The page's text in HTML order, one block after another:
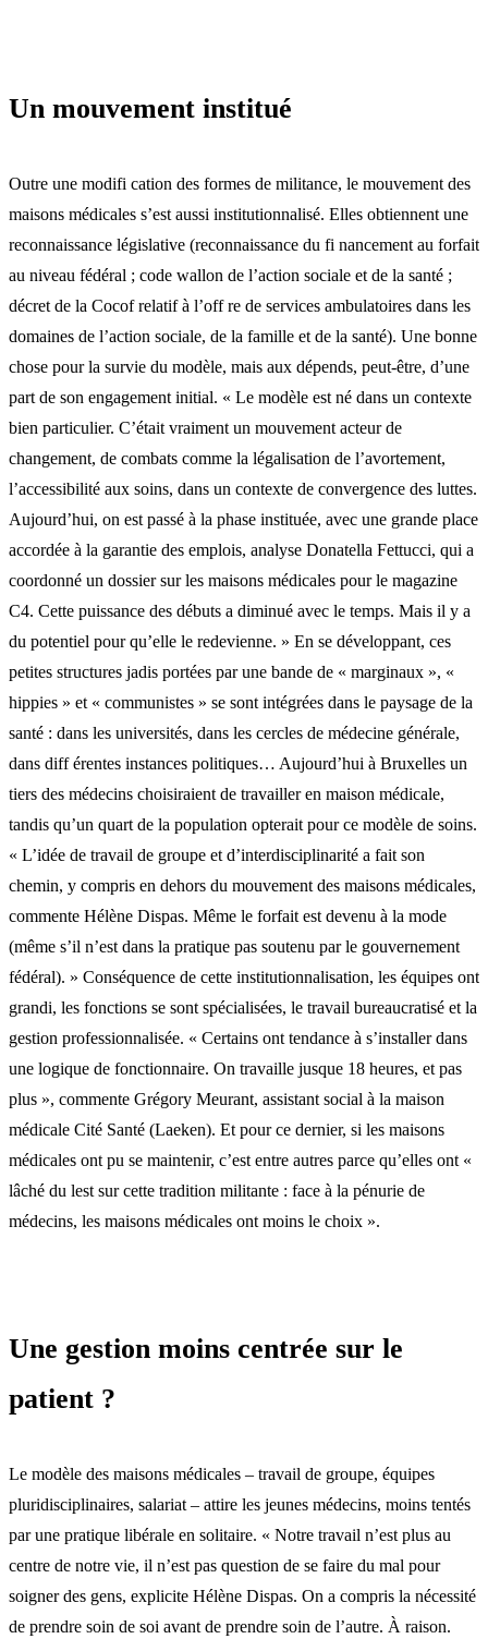
Un mouvement institué
Outre une modifi cation des formes de militance, le mouvement des
maisons médicales s’est aussi institutionnalisé. Elles obtiennent une
reconnaissance législative (reconnaissance du fi nancement au forfait
au niveau fédéral ; code wallon de l’action sociale et de la santé ;
décret de la Cocof relatif à l’off re de services ambulatoires dans les
domaines de l’action sociale, de la famille et de la santé). Une bonne
chose pour la survie du modèle, mais aux dépends, peut-être, d’une
part de son engagement initial. « Le modèle est né dans un contexte
bien particulier. C’était vraiment un mouvement acteur de
changement, de combats comme la légalisation de l’avortement,
l’accessibilité aux soins, dans un contexte de convergence des luttes.
Aujourd’hui, on est passé à la phase instituée, avec une grande place
accordée à la garantie des emplois, analyse Donatella Fettucci, qui a
coordonné un dossier sur les maisons médicales pour le magazine
C4. Cette puissance des débuts a diminué avec le temps. Mais il y a
du potentiel pour qu’elle le redevienne. » En se développant, ces
petites structures jadis portées par une bande de « marginaux », «
hippies » et « communistes » se sont intégrées dans le paysage de la
santé : dans les universités, dans les cercles de médecine générale,
dans diff érentes instances politiques… Aujourd’hui à Bruxelles un
tiers des médecins choisiraient de travailler en maison médicale,
tandis qu’un quart de la population opterait pour ce modèle de soins.
« L’idée de travail de groupe et d’interdisciplinarité a fait son
chemin, y compris en dehors du mouvement des maisons médicales,
commente Hélène Dispas. Même le forfait est devenu à la mode
(même s’il n’est dans la pratique pas soutenu par le gouvernement
fédéral). » Conséquence de cette institutionnalisation, les équipes ont
grandi, les fonctions se sont spécialisées, le travail bureaucratisé et la
gestion professionnalisée. « Certains ont tendance à s’installer dans
une logique de fonctionnaire. On travaille jusque 18 heures, et pas
plus », commente Grégory Meurant, assistant social à la maison
médicale Cité Santé (Laeken). Et pour ce dernier, si les maisons
médicales ont pu se maintenir, c’est entre autres parce qu’elles ont «
lâché du lest sur cette tradition militante : face à la pénurie de
médecins, les maisons médicales ont moins le choix ».
Une gestion moins centrée sur le
patient ?
Le modèle des maisons médicales – travail de groupe, équipes
pluridisciplinaires, salariat – attire les jeunes médecins, moins tentés
par une pratique libérale en solitaire. « Notre travail n’est plus au
centre de notre vie, il n’est pas question de se faire du mal pour
soigner des gens, explicite Hélène Dispas. On a compris la nécessité
de prendre soin de soi avant de prendre soin de l’autre. À raison.